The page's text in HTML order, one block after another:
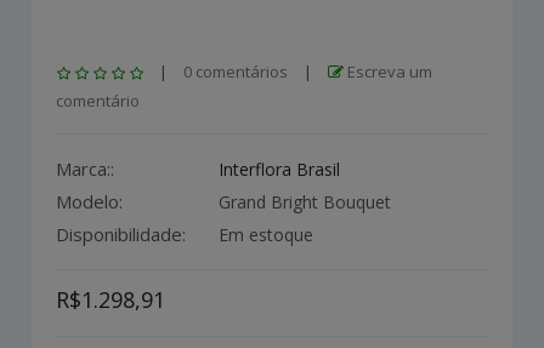
| 0 comentários |
Escreva um
comentário
Marca:: Interflora Brasil
Modelo: Grand Bright Bouquet
Disponibilidade: Em estoque
R$1.298,91